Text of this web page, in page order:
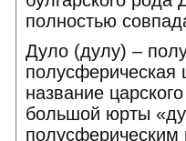
полностью
Дуло (дулу) –
полусферическая
название
большой юрты
полусферическим